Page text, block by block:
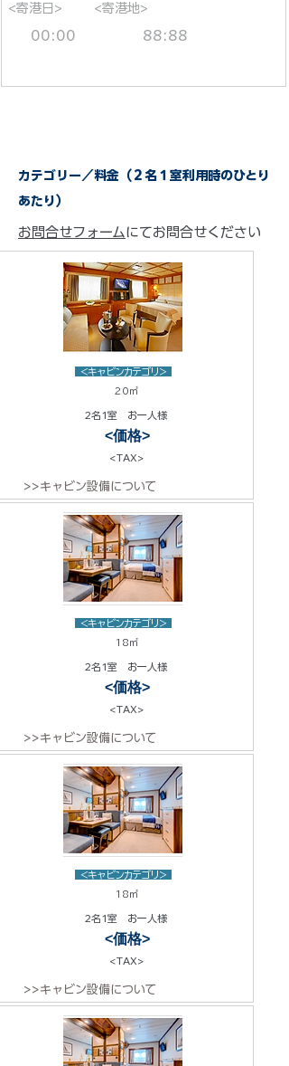
<寄港日>
00:00
<寄港地>
88:88
カテゴリー／料金（２名１室利用時のひとり
あたり）
お問合せフォームにてお問合せください
<キャビンカテゴリ>
20㎡
2名1室 お一人様
<価格>
<TAX>
>>キャビン設備について
<キャビンカテゴリ>
18㎡
2名1室 お一人様
<価格>
<TAX>
>>キャビン設備について
<キャビンカテゴリ>
18㎡
2名1室 お一人様
<価格>
<TAX>
>>キャビン設備について